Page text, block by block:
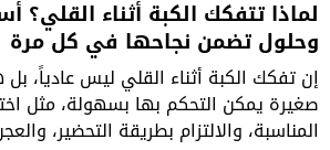
لماذا تتفكك الكبة أثناء القلي؟
وحلول تضمن نجاحها في كل مرة
إن تفكك الكبة أثناء القلي ليس عادياً،
صغيرة يمكن التحكم بها بسهولة، مثل
المناسبة، والالتزام بطريقة التحضير،